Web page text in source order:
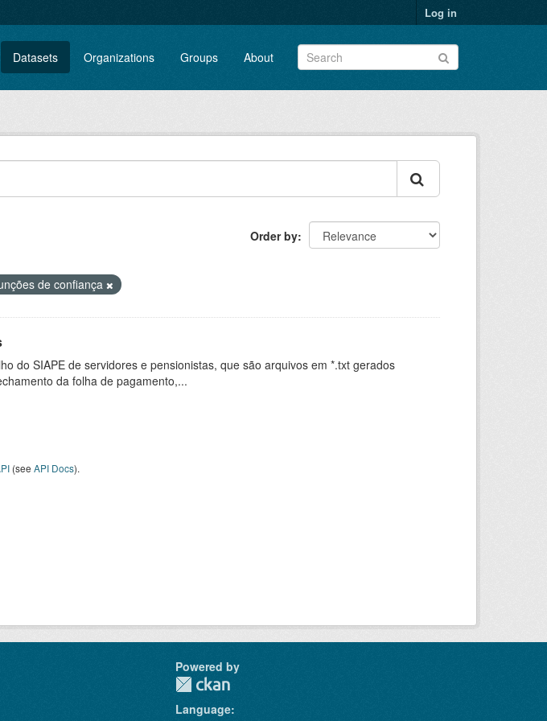
Log in
Datasets Organizations Groups About
Order by
de confiança
do SIAPE de servidores e pensionistas, que são arquivos em *.txt gerados
da folha de pagamento,...
(see API Docs).
Powered by
Language